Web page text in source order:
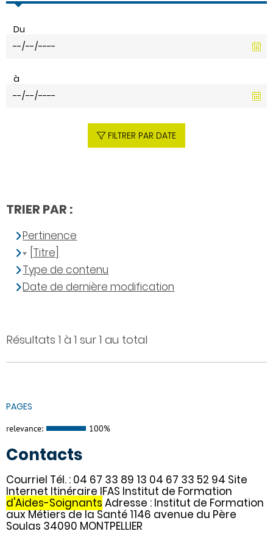
Résultats 1 à 1 sur 1 au total
PAGES
relevance: 100%
Contacts
Courriel Tél. : 04 67 33 89 13 04 67 33 52 94 Site
Internet Itinéraire IFAS Institut de Formation
d'Aides-Soignants Adresse : Institut de Formation
aux Métiers de la Santé 1146 avenue du Père
Soulas 34090 MONTPELLIER
Du
à
FILTRER PAR DATE
TRIER PAR :
Pertinence
[Titre]
Type de contenu
Date de dernière modification